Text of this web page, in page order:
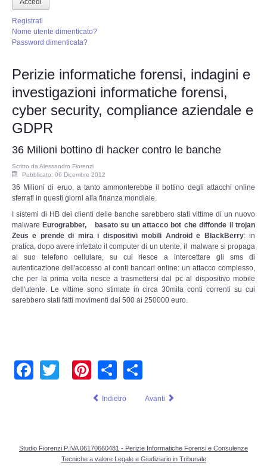
Perizia Controllo lavoratori
Perizia DVR
Perizia IoT e IIoT
Perizia Ransomware Malware
Perizia Data Breach
INDAGINI DIGITALI
Digital Intelligence OSINT
Indagini su computer
Copia/Acquisizione Forense
Incident Response
Registrati
Nome utente dimenticato?
Password dimenticata?
Perizie informatiche forensi, indagini e
investigazioni informatiche forensi,
cyber security, compliance aziendale e
GDPR
36 Milioni bottino di hacker contro le banche
Scritto da Alessandro Fiorenzi
Pubblicato: 06 Dicembre 2012
36 Milioni di eruo, a tanto ammonterebbe il bottino degli attacchi online
sferrati in questi giorni alla finanza mondiale.
I sistemi di HB dei clienti delle banche sarebbero stati vittime di un nuovo
malwareEurograbber, basato su un attacco bot che diffonde il trojan
Zeus e prende di mira i dispositivi mobili Android e BlackBerry: in
pratica, dopo avere infettato il computer di un utente, il malware si propaga
al suo telefono cellulare, su cui riesce a intercettare gli sms di
autenticazione dell'accesso ai conti bancari online: un attacco complesso,
che per la prima volta riesce a trasmettersi dal pc al dispositivo mobile
dell'utente. Le vittime sono stimate in circa 30mila conti correnti su cui
sarebbero stati fatti movimenti dai 500 ai 250000 euro.
Facebook
TwitterPinterest
Share
Indietro Avanti
Studio Fiorenzi P.IVA 06170660481 - Perizie Informatiche Forensi e Consulenze
Tecniche a valore Legale e Giudiziario in Tribunale